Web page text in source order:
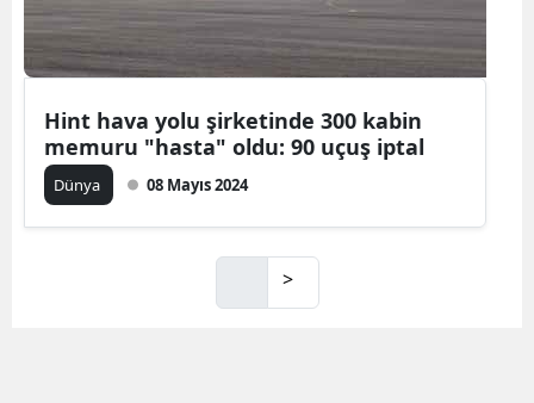
Hint hava yolu şirketinde 300 kabin
memuru "hasta" oldu: 90 uçuş iptal
Dünya 08 Mayıs 2024
>